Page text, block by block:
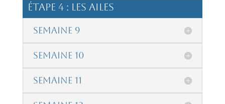
étape 4 : Les Ailes
Semaine 9
Semaine 10
Semaine 11